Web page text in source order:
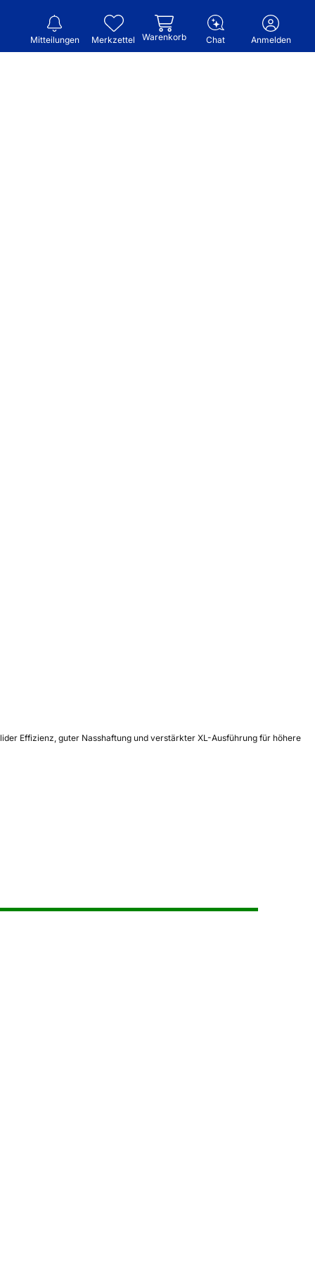
Mitteilungen Merkzettel Warenkorb Chat Anmelden
Effizienz, guter Nasshaftung und verstärkter XL-Ausführung für höhere